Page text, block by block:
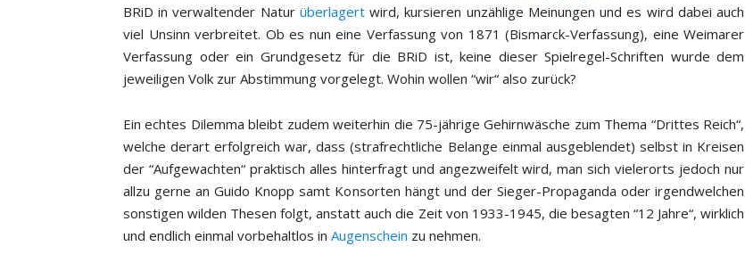
BRiD in verwaltender Natur überlagertwird, kursieren unzählige Meinungen und es wird dabei auch
viel Unsinn verbreitet. Ob es nun eine Verfassung von 1871 (Bismarck-Verfassung), eine Weimarer
Verfassung oder ein Grundgesetz für die BRiD ist, keine dieser Spielregel-Schriften wurde dem
jeweiligen Volk zur Abstimmung vorgelegt. Wohin wollen “wir“ also zurück?
Ein echtes Dilemma bleibt zudem weiterhin die 75-jährige Gehirnwäsche zum Thema “Drittes Reich“,
welche derart erfolgreich war, dass (strafrechtliche Belange einmal ausgeblendet) selbst in Kreisen
der “Aufgewachten“ praktisch alles hinterfragt und angezweifelt wird, man sich vielerorts jedoch nur
allzu gerne an Guido Knopp samt Konsorten hängt und der Sieger-Propaganda oder irgendwelchen
sonstigen wilden Thesen folgt, anstatt auch die Zeit von 1933-1945, die besagten “12 Jahre“, wirklich
und endlich einmal vorbehaltlos in Augenschein zu nehmen.